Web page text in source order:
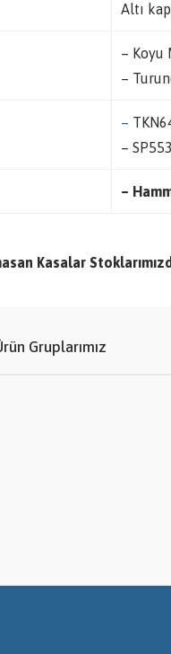
Altı
– Koyu
–
–
–
–
Kasalar
Gruplarımız